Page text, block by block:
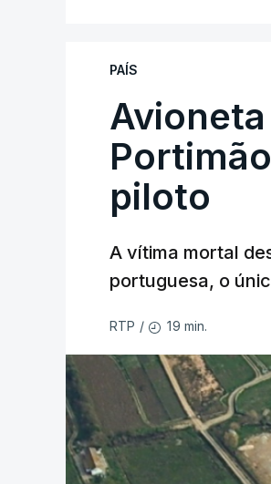
PAÍS
piloto
A vítima mortal
portuguesa, o
RTP / 19 min.